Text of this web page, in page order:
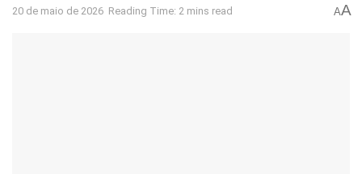
20 de maio de 2026 Reading Time: 2 mins read AA